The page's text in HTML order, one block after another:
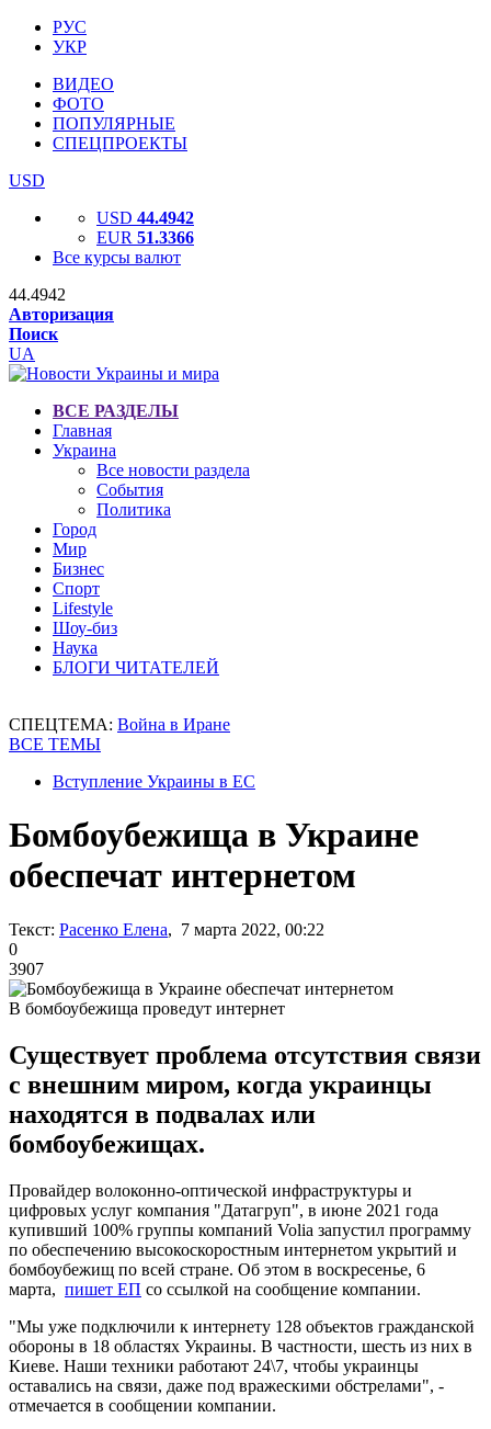
РУС
УКР
ВИДЕО
ФОТО
ПОПУЛЯРНЫЕ
СПЕЦПРОЕКТЫ
USD
USD 44.4942
EUR 51.3366
Все курсы валют
44.4942
Авторизация
Поиск
UA
ВСЕ РАЗДЕЛЫ
Главная
Украина
Все новости раздела
События
Политика
Город
Мир
Бизнес
Спорт
Lifestyle
Шоу-биз
Наука
БЛОГИ ЧИТАТЕЛЕЙ
СПЕЦТЕМА: Война в Иране
ВСЕ ТЕМЫ
Вступление Украины в ЕС
Бомбоубежища в Украине
обеспечат интернетом
Текст: Расенко Елена, 7 марта 2022, 00:22
0
3907
В бомбоубежища проведут интернет
Существует проблема отсутствия связи
с внешним миром, когда украинцы
находятся в подвалах или
бомбоубежищах.
Провайдер волоконно-оптической инфраструктуры и
цифровых услуг компания "Датагруп", в июне 2021 года
купивший 100% группы компаний Volia запустил программу
по обеспечению высокоскоростным интернетом укрытий и
бомбоубежищ по всей стране. Об этом в воскресенье, 6
марта, пишет ЕП со ссылкой на сообщение компании.
"Мы уже подключили к интернету 128 объектов гражданской
обороны в 18 областях Украины. В частности, шесть из них в
Киеве. Наши техники работают 24\7, чтобы украинцы
оставались на связи, даже под вражескими обстрелами", -
отмечается в сообщении компании.